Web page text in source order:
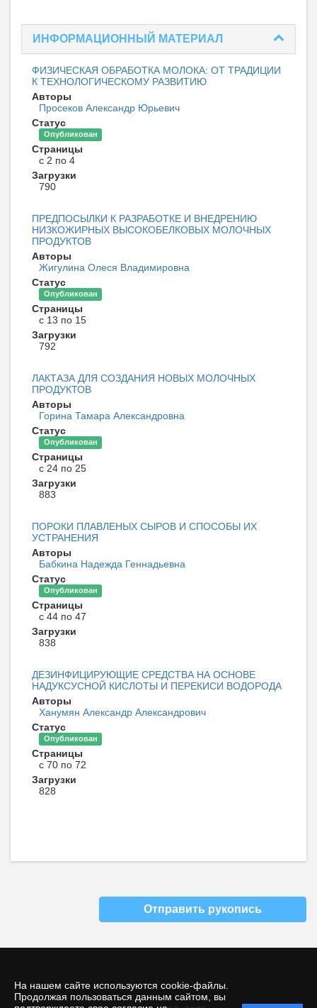
На нашем сайте используются cookie-файлы.
Продолжая пользоваться данным сайтом, вы
ИНФОРМАЦИОННЫЙ МАТЕРИАЛ
ФИЗИЧЕСКАЯ ОБРАБОТКА МОЛОКА: ОТ ТРАДИЦИИ
К ТЕХНОЛОГИЧЕСКОМУ РАЗВИТИЮ
Авторы
Просеков Александр Юрьевич
Статус
Опубликован
Страницы
с 2 по 4
Загрузки
790
ПРЕДПОСЫЛКИ К РАЗРАБОТКЕ И ВНЕДРЕНИЮ
НИЗКОЖИРНЫХ ВЫСОКОБЕЛКОВЫХ МОЛОЧНЫХ
ПРОДУКТОВ
Авторы
Жигулина Олеся Владимировна
Статус
Опубликован
Страницы
с 13 по 15
Загрузки
792
ЛАКТАЗА ДЛЯ СОЗДАНИЯ НОВЫХ МОЛОЧНЫХ
ПРОДУКТОВ
Авторы
Горина Тамара Александровна
Статус
Опубликован
Страницы
с 24 по 25
Загрузки
883
ПОРОКИ ПЛАВЛЕНЫХ СЫРОВ И СПОСОБЫ ИХ
УСТРАНЕНИЯ
Авторы
Бабкина Надежда Геннадьевна
Статус
Опубликован
Страницы
с 44 по 47
Загрузки
838
ДЕЗИНФИЦИРУЮЩИЕ СРЕДСТВА НА ОСНОВЕ
НАДУКСУСНОЙ КИСЛОТЫ И ПЕРЕКИСИ ВОДОРОДА
Авторы
Ханумян Александр Александрович
Статус
Опубликован
Страницы
с 70 по 72
Загрузки
828
Отправить рукопись